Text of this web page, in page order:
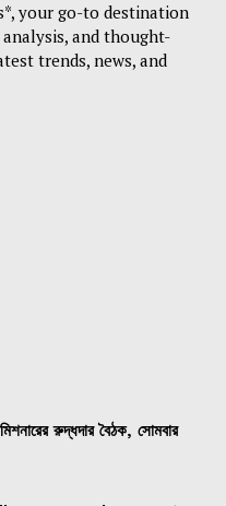
your go-to destination
and thought-
trends, news, and
রুদ্ধদার বৈঠক, সোমবার